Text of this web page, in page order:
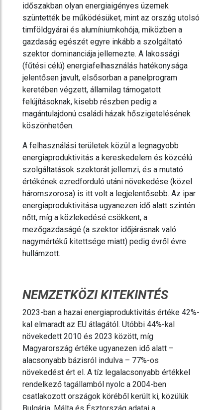
időszakban olyan energiaigényes üzemek
szüntették be működésüket, mint az ország utolsó
timföldgyárai és alumíniumkohója, miközben a
gazdaság egészét egyre inkább a szolgáltató
szektor dominanciája jellemezte. A lakossági
(fűtési célú) energiafelhasználás hatékonysága
jelentősen javult, elsősorban a panelprogram
keretében végzett, államilag támogatott
felújításoknak, kisebb részben pedig a
magántulajdonú családi házak hőszigetelésének
köszönhetően.
A felhasználási területek közül a legnagyobb
energiaproduktivitás a kereskedelem és közcélú
szolgáltatások szektorát jellemzi, és a mutató
értékének ezredforduló utáni növekedése (közel
háromszorosa) is itt volt a legjelentősebb. Az ipar
energiaproduktivitása ugyanezen idő alatt szintén
nőtt, míg a közlekedésé csökkent, a
mezőgazdaságé (a szektor időjárásnak való
nagymértékű kitettsége miatt) pedig évről évre
hullámzott.
NEMZETKÖZI KITEKINTÉS
2023-ban a hazai energiaproduktivitás értéke 42%-
kal elmaradt az EU átlagától. Utóbbi 44%-kal
növekedett 2010 és 2023 között, míg
Magyarország értéke ugyanezen idő alatt –
alacsonyabb bázisról indulva – 77%-os
növekedést ért el. A tíz legalacsonyabb értékkel
rendelkező tagállamból nyolc a 2004-ben
csatlakozott országok köréből került ki, közülük